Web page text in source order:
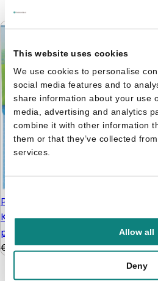
This website uses cookies
We use cookies to personalise
social media features and to
share information about your use
media, advertising and analytics
combine it with other information
them or that they’ve collected
services.
Allow all
Deny
Paw Patrol pakket -
Knutselen, kleuren
puzzelen en stickers
€
9,99 €4,99
€